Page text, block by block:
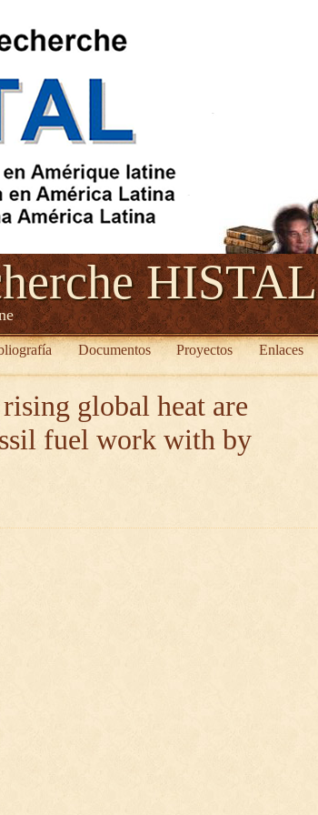
HISTAL
Documentos Proyectos Enlaces
global heat are
fuel work with by